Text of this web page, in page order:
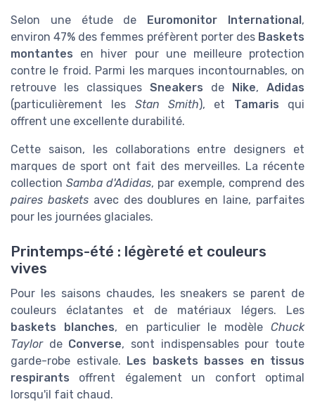
Selon une étude de Euromonitor International ,
environ 47% des femmes préfèrent porter des Baskets
montantes en hiver pour une meilleure protection
contre le froid. Parmi les marques incontournables, on
retrouve les classiques Sneakers de Nike, Adidas
(particulièrement les Stan Smith), et Tamaris qui
offrent une excellente durabilité.
Cette saison, les collaborations entre designers et
marques de sport ont fait des merveilles. La récente
collection Samba d'Adidas, par exemple, comprend des
paires basketsavec des doublures en laine, parfaites
pour les journées glaciales.
Printemps-été : légèreté et couleurs
vives
Pour les saisons chaudes, les sneakers se parent de
couleurs éclatantes et de matériaux légers. Les
baskets blanches, en particulier le modèleChuck
Taylorde Converse, sont indispensables pour toute
garde-robe estivale. Les baskets basses en tissus
respirants offrent également un confort optimal
lorsqu'il fait chaud.